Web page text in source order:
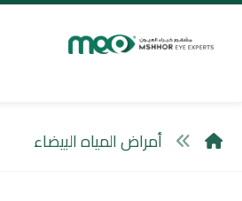
أمراض المياه البيضاء